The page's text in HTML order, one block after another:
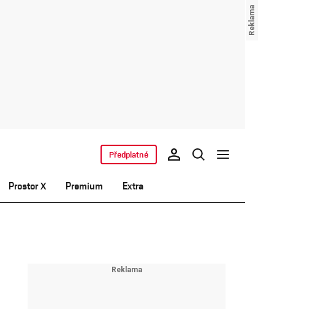
Prostor X Premium Extra
Předplatné